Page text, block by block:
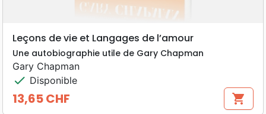
Leçons de vie et Langages de l’amour
Une autobiographie utile de Gary Chapman
Gary Chapman
check Disponible
Prix
13,65 CHF shopping_cart